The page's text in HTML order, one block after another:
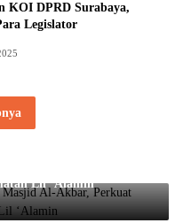
KOI DPRD Surabaya,
Legislator
Masjid Al-Akbar, Perkuat
Lil ‘Alamin